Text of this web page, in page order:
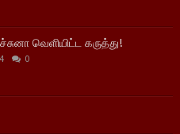
வெளியிட்ட கருத்து!
0